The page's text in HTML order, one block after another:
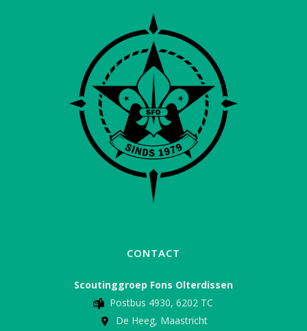
CONTACT
Scoutinggroep Fons Olterdissen
Postbus 4930, 6202 TC
De Heeg, Maastricht